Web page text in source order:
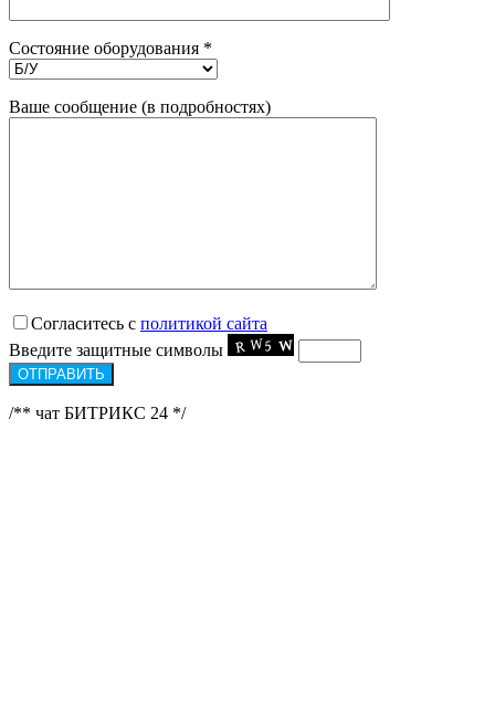
Состояние оборудования *
Ваше сообщение (в подробностях)
Согласитесь с политикой сайта
Введите защитные символы
/** чат БИТРИКС 24 */